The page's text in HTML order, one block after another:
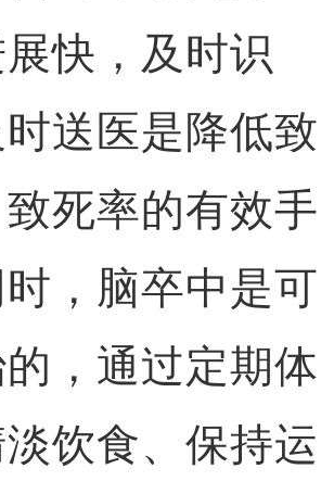
快，及时识
送医是降低致
死率的有效手
，脑卒中是可
，通过定期体
饮食、保持运